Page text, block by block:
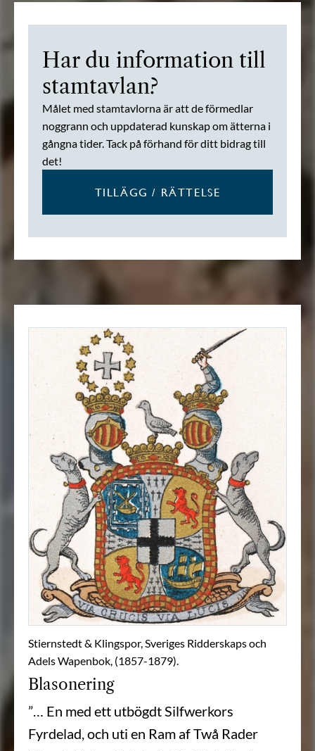
Har du information till
stamtavlan?
Målet med stamtavlorna är att de förmedlar
noggrann och uppdaterad kunskap om ätterna i
gångna tider. Tack på förhand för ditt bidrag till
det!
TILLÄGG / RÄTTELSE
Stiernstedt & Klingspor, Sveriges Ridderskaps och
Adels Wapenbok, (1857-1879).
Blasonering
”… En med ett utbögdt Silfwerkors
Fyrdelad, och uti en Ram af Twå Rader